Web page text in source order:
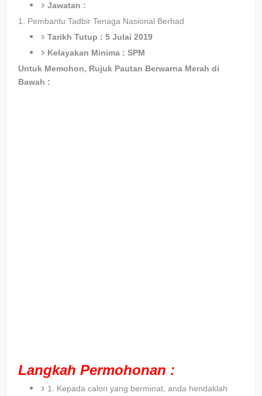
Jawatan :
1. Pembantu Tadbir Tenaga Nasional Berhad
Tarikh Tutup : 5 Julai 2019
Kelayakan Minima : SPM
Untuk Memohon, Rujuk Pautan Berwarna Merah di
Bawah :
Langkah Permohonan :
1. Kepada calon yang berminat, anda hendaklah